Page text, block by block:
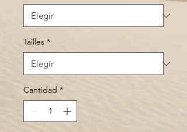
Tailles *
Cantidad *